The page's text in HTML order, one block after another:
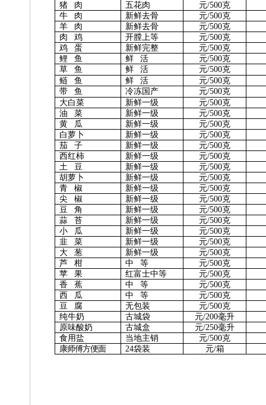
猪 肉
五花肉
元/500克
牛 肉
新鲜去骨
元/500克
羊 肉
新鲜去骨
元/500克
肉 鸡
开膛上等
元/500克
鸡 蛋
新鲜完整
元/500克
鲤 鱼
鲜 活
元/500克
草 鱼
鲜 活
元/500克
鲢 鱼
鲜 活
元/500克
带 鱼
冷冻国产
元/500克
大白菜
新鲜一级
元/500克
油 菜
新鲜一级
元/500克
黄 瓜
新鲜一级
元/500克
白萝卜
新鲜一级
元/500克
茄 子
新鲜一级
元/500克
西红柿
新鲜一级
元/500克
土 豆
新鲜一级
元/500克
胡萝卜
新鲜一级
元/500克
青 椒
新鲜一级
元/500克
尖 椒
新鲜一级
元/500克
豆 角
新鲜一级
元/500克
蒜 苔
新鲜一级
元/500克
小 瓜
新鲜一级
元/500克
韭 菜
新鲜一级
元/500克
大 葱
新鲜一级
元/500克
芦 柑
中 等
元/500克
苹 果
红富士中等
元/500克
香 蕉
中 等
元/500克
西 瓜
中 等
元/500克
豆 腐
无包装
元/500克
纯牛奶
古城袋 元/200毫升
原味酸奶
古城盒 元/250毫升
食用盐
当地主销
元/500克
康师傅方便面
24袋装 元/箱